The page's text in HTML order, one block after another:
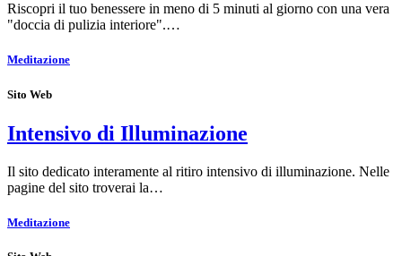
Riscopri il tuo benessere in meno di 5 minuti al giorno con una vera
"doccia di pulizia interiore".…
Meditazione
Sito Web
Intensivo di Illuminazione
Il sito dedicato interamente al ritiro intensivo di illuminazione. Nelle
pagine del sito troverai la…
Meditazione